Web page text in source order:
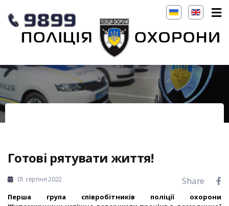
Готові рятувати життя!
01 серпня 2022 Share
Перша група співробітників поліції охорони